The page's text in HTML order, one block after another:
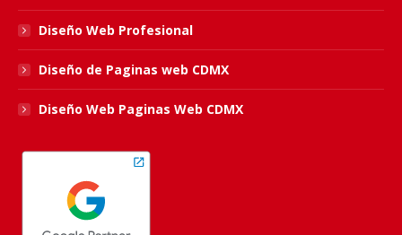
Diseño Web Profesional
Diseño de Paginas web CDMX
Diseño Web Paginas Web CDMX